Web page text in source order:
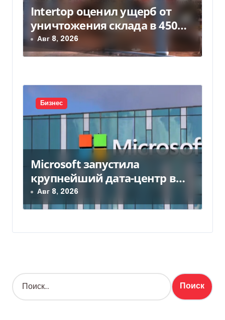
Intertop оценил ущерб от
уничтожения склада в 450
млн грн
Авг 8, 2026
Бизнес
Microsoft запустила
крупнейший дата-центр в
Индии за $20,5 миллиарда
Авг 8, 2026
Н
а